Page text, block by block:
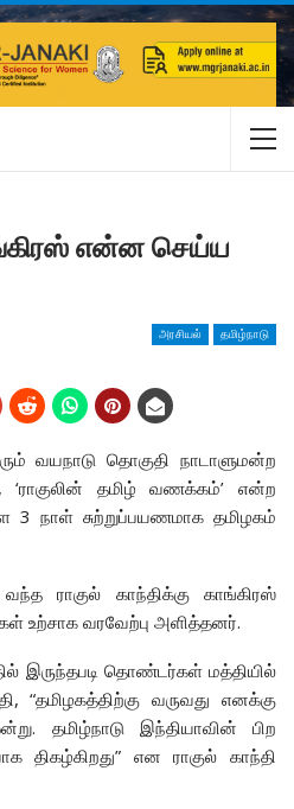
என்ன செய்ய
அரசியல் தமிழ்நாடு
வயநாடு தொகுதி நாடாளுமன்ற
‘ராகுலின் தமிழ் வணக்கம்’ என்ற
3 நாள் சுற்றுப்பயணமாக தமிழகம்
ராகுல் காந்திக்கு காங்கிரஸ்
உற்சாக வரவேற்பு அளித்தனர்.
இருந்தபடி தொண்டர்கள் மத்தியில்
“தமிழகத்திற்கு வருவது எனக்கு
தமிழ்நாடு இந்தியாவின் பிற
திகழ்கிறது” என ராகுல் காந்தி